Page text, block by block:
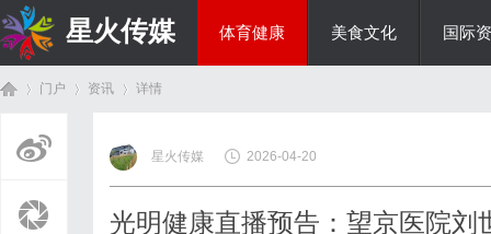
星火传媒 体育健康 美食文化 国际
门户 资讯
›
详情
星火传媒 2026-04-20
光明健康直播预告：望京医院